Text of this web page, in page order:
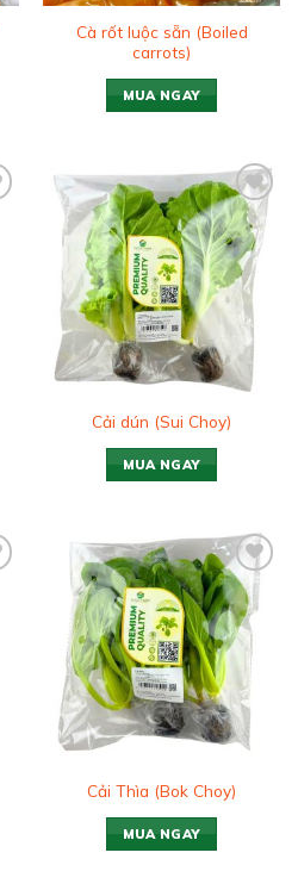
Cà rốt luộc sẵn (Boiled
carrots)
MUA NGAY
Add to
wishlist
Cải dún (Sui Choy)
MUA NGAY
Add to
wishlist
Cải Thìa (Bok Choy)
MUA NGAY